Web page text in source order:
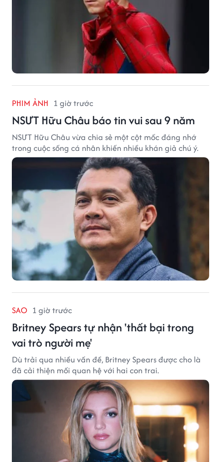
PHIM ẢNH 1 giờ trước
NSƯT Hữu Châu báo tin vui sau 9 năm
NSƯT Hữu Châu vừa chia sẻ một cột mốc đáng nhớ
trong cuộc sống cá nhân khiến nhiều khán giả chú ý.
SAO 1 giờ trước
Britney Spears tự nhận 'thất bại trong
vai trò người mẹ'
Dù trải qua nhiều vấn đề, Britney Spears được cho là
đã cải thiện mối quan hệ với hai con trai.